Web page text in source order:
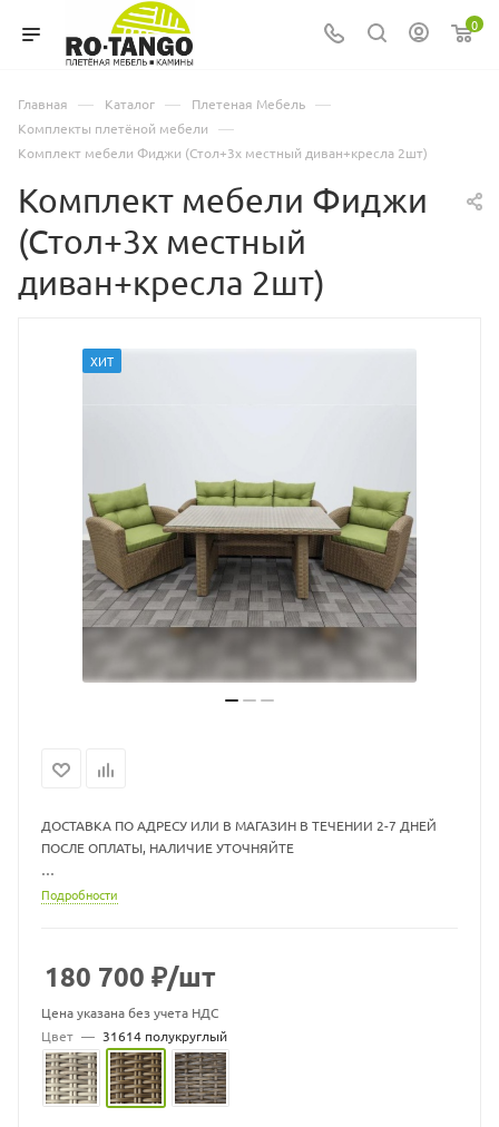
0
Главная — Каталог — Плетеная Мебель —
Комплекты плетёной мебели —
Комплект мебели Фиджи (Стол+3х местный диван+кресла 2шт)
Комплект мебели Фиджи
(Стол+3х местный
диван+кресла 2шт)
ХИТ
ДОСТАВКА ПО АДРЕСУ ИЛИ В МАГАЗИН В ТЕЧЕНИИ 2-7 ДНЕЙ
ПОСЛЕ ОПЛАТЫ, НАЛИЧИЕ УТОЧНЯЙТЕ
Диван ШхГхВ (см): 180х80х83
Материал: Каркас - алюминий, искусственный ротанг
Цвет ткани: 14805 (зеленый)
Материал подушки: Чехол - ткань мебельная, наполнитель -
поролон/холлофайбер
Количество посадочных мест: 5
Подробности
180 700 ₽/шт
Цена указана без учета НДС
Цвет — 31614 полукруглый